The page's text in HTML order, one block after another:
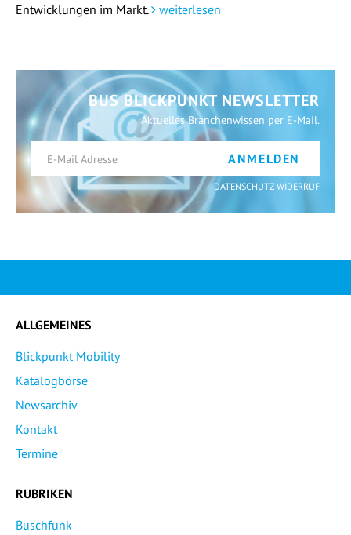
Entwicklungen im Markt.
weiterlesen
BUS BLICKPUNKT NEWSLETTER
Aktuelles Branchenwissen per E-Mail.
ANMELDEN
DATENSCHUTZ WIDERRUF
ALLGEMEINES
Blickpunkt Mobility
Katalogbörse
Newsarchiv
Kontakt
Termine
RUBRIKEN
Buschfunk